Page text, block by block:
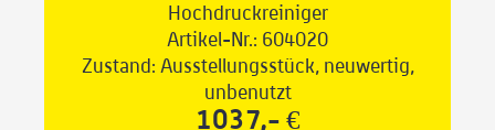
Hochdruckreiniger
Artikel-Nr.: 604020
Zustand: Ausstellungsstück, neuwertig,
unbenutzt
1037,- €